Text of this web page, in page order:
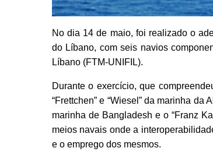
No dia 14 de maio, foi realizado o
do Líbano, com seis navios
Líbano (FTM-UNIFIL).
Durante o exercício, que
“Frettchen” e “Wiesel” da marinha da
marinha de Bangladesh e o “Franz
meios navais onde a
e o emprego dos mesmos.